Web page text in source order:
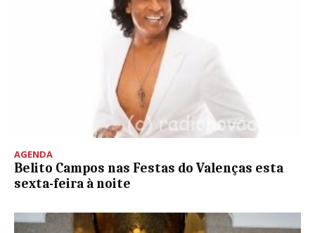
AGENDA
Belito Campos nas Festas do Valenças esta
sexta-feira à noite